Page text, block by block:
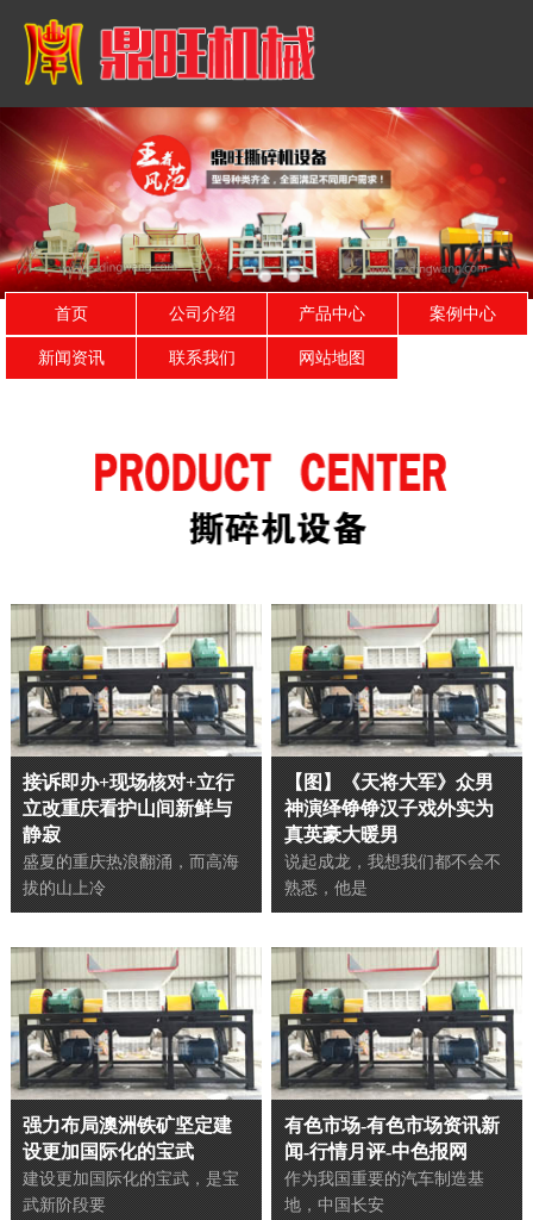
首页 公司介绍 产品中心 案例中心
新闻资讯 联系我们 网站地图
接诉即办+现场核对+立行
立改重庆看护山间新鲜与
静寂
盛夏的重庆热浪翻涌，而高海
拔的山上冷
【图】《天将大军》众男
神演绎铮铮汉子戏外实为
真英豪大暖男
说起成龙，我想我们都不会不
熟悉，他是
强力布局澳洲铁矿坚定建
设更加国际化的宝武
建设更加国际化的宝武，是宝
武新阶段要
有色市场-有色市场资讯新
闻-行情月评-中色报网
作为我国重要的汽车制造基
地，中国长安